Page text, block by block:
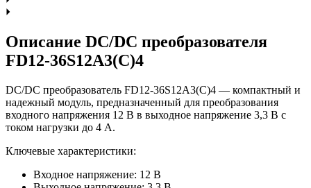
Описание DC/DC преобразователя
FD12-36S12A3(C)4
DC/DC преобразователь FD12-36S12A3(C)4 — компактный и
надежный модуль, предназначенный для преобразования
входного напряжения 12 В в выходное напряжение 3,3 В с
током нагрузки до 4 А.
Ключевые характеристики:
Входное напряжение: 12 В